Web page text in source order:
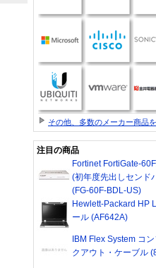
その他、多数のメーカー商品
注目の商品
Fortinet FortiGate-
(初年度先出しセンド
(FG-60F-BDL-US)
Hewlett-Packard HP
ール (AF642A)
IBM Flex System コ
クアウト・ケーブル